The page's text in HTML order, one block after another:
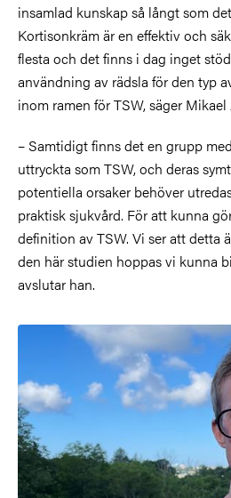
insamlad kunskap så långt som
Kortisonkräm är en effektiv och
flesta och det finns i dag inget
användning av rädsla för den typ
inom ramen för TSW, säger
– Samtidigt finns det en grupp
uttryckta som TSW, och deras
potentiella orsaker behöver
praktisk sjukvård. För att kunna
definition av TSW. Vi ser att detta
den här studien hoppas vi kunna
avslutar han.